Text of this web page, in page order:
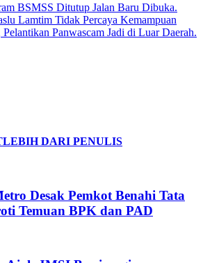
BSMSS Ditutup Jalan Baru Dibuka.
Lamtim Tidak Percaya Kemampuan
Panwascam Jadi di Luar Daerah.
LEBIH DARI PENULIS
Desak Pemkot Benahi Tata
Temuan BPK dan PAD